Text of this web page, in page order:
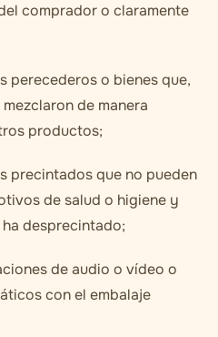
comprador o claramente
perecederos o bienes que,
de manera
productos;
precintados que no pueden
de salud o higiene y
desprecintado;
de audio o vídeo o
con el embalaje